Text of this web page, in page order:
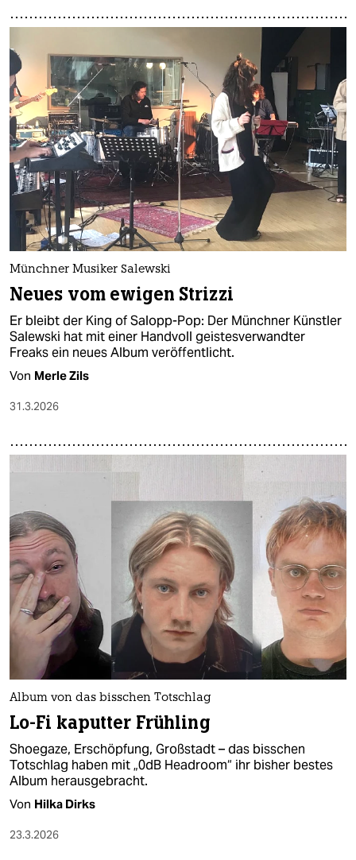
Münchner Musiker Salewski
Neues vom ewigen Strizzi
Er bleibt der King of Salopp-Pop: Der Münchner Künstler
Salewski hat mit einer Handvoll geistesverwandter
Freaks ein neues Album veröffentlicht.
Von Merle Zils
31.3.2026
Album von das bisschen Totschlag
Lo-Fi kaputter Frühling
Shoegaze, Erschöpfung, Großstadt – das bisschen
Totschlag haben mit „0dB Headroom“ ihr bisher bestes
Album herausgebracht.
Von Hilka Dirks
23.3.2026